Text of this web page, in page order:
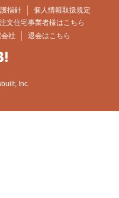
指針
個人情報取扱規定
注文住宅事業者様はこちら
社 退会はこちら
Inc